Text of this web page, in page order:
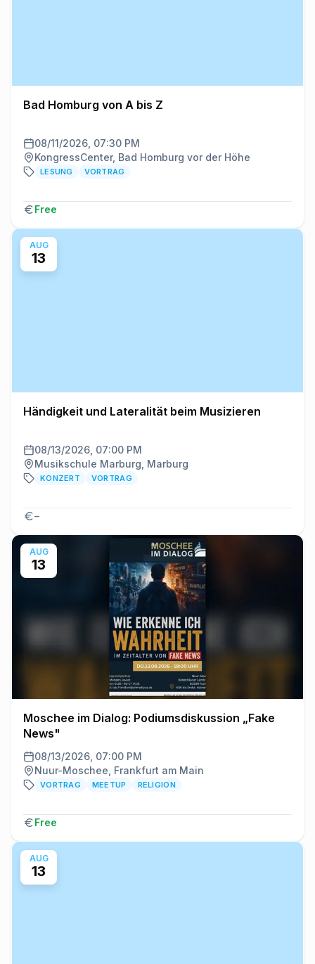
Bad Homburg von A bis Z
08/11/2026, 07:30 PM
KongressCenter, Bad Homburg vor der Höhe
LESUNG VORTRAG
Free
AUG
13
Händigkeit und Lateralität beim Musizieren
08/13/2026, 07:00 PM
Musikschule Marburg, Marburg
KONZERT VORTRAG
–
AUG
13
Moschee im Dialog: Podiumsdiskussion „Fake
News"
08/13/2026, 07:00 PM
Nuur-Moschee, Frankfurt am Main
VORTRAG MEETUP RELIGION
Free
AUG
13